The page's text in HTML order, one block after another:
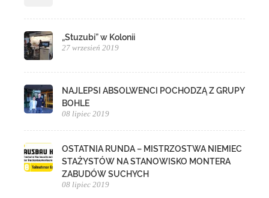
„Stuzubi” w Kolonii
27 wrzesień 2019
NAJLEPSI ABSOLWENCI POCHODZĄ Z GRUPY
BOHLE
08 lipiec 2019
OSTATNIA RUNDA – MISTRZOSTWA NIEMIEC
STAŻYSTÓW NA STANOWISKO MONTERA
ZABUDÓW SUCHYCH
08 lipiec 2019